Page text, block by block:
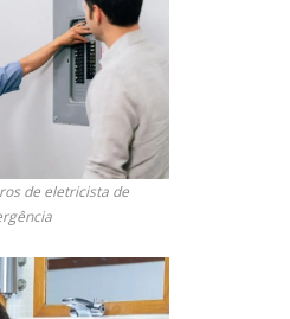
de eletricista de